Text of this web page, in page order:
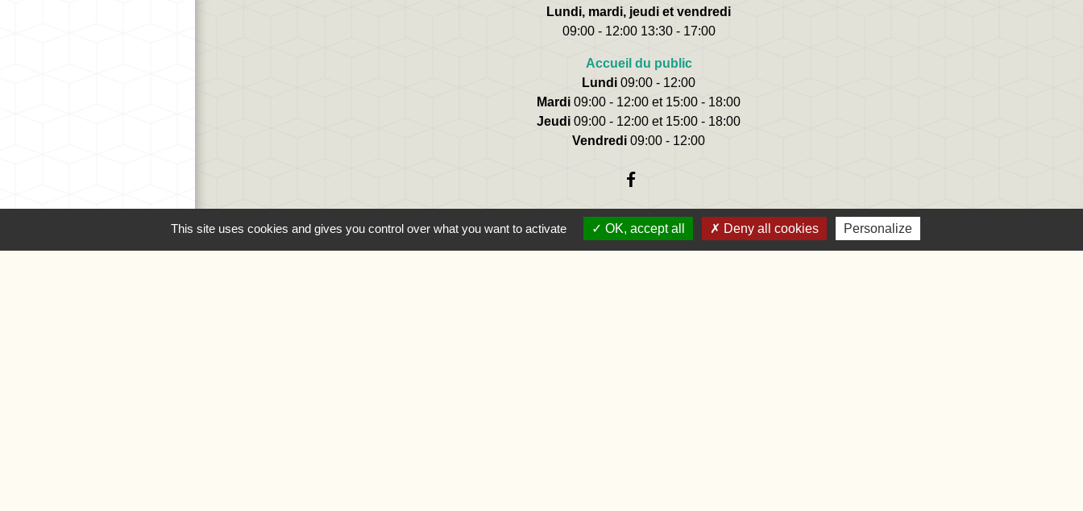
Lundi, mardi, jeudi et vendredi
09:00 - 12:00 13:30 - 17:00
Accueil du public
Lundi09:00 - 12:00
Mardi09:00 - 12:00 et 15:00 - 18:00
Jeudi09:00 - 12:00 et 15:00 - 18:00
Vendredi09:00 - 12:00
This site uses cookies and gives you control over what you want to activate OK, accept all Deny all cookies Personalize